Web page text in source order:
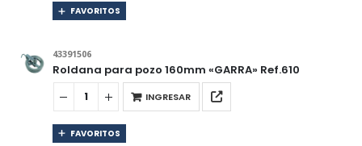
FAVORITOS
43391506
Roldana para pozo 160mm «GARRA» Ref.610
INGRESAR
FAVORITOS